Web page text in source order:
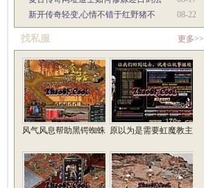
08-22
新开传奇轻变,心情不错于红野猪不
找私服 更多>>
风气风息帮助黑锷蜘蛛 原以为是需要虹魔教主